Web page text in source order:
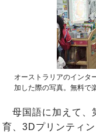
オーストラリアのインタ
加した際の写真。無料で
母国語に加えて、
育、3Dプリンティ